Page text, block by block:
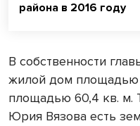
района в 2016 году
В собственности
жилой дом площадью
площадью 60,4 кв. м.
Юрия Вязова есть